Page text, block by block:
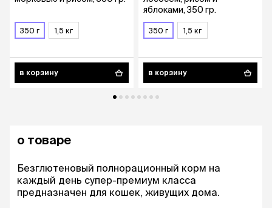
350 г 1,5 кг
в корзину
яблоками, 350 гр.
350 г 1,5 кг
в корзину
о товаре
Безглютеновый полнорационный корм на
каждый день супер-премиум класса
предназначен для кошек, живущих дома.